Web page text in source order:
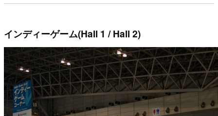
インディーゲーム(Hall 1 / Hall 2)